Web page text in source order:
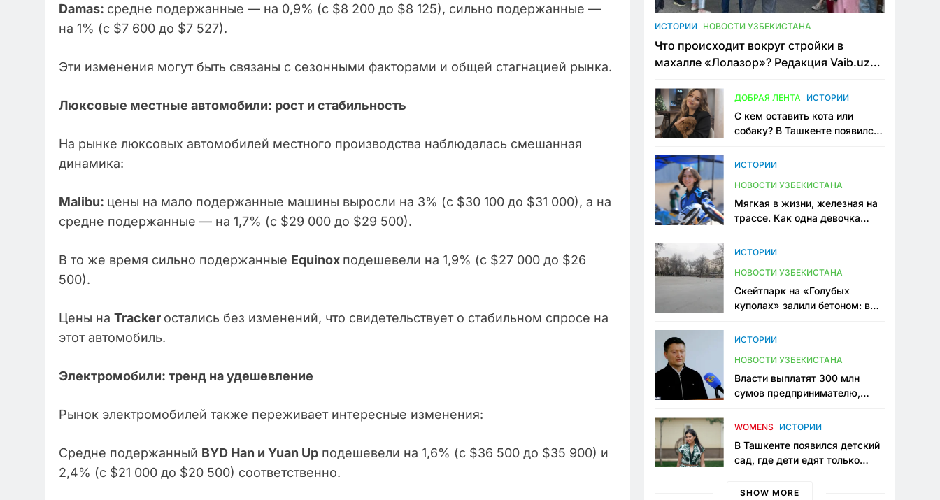
Damas: средне подержанные — на 0,9% (с $8 200 до $8 125), сильно подержанные —
на 1% (с $7 600 до $7 527).
Эти изменения могут быть связаны с сезонными факторами и общей стагнацией рынка.
Люксовые местные автомобили: рост и стабильность
На рынке люксовых автомобилей местного производства наблюдалась смешанная
динамика:
Malibu: цены на мало подержанные машины выросли на 3% (с $30 100 до $31 000), а на
средне подержанные — на 1,7% (с $29 000 до $29 500).
В то же время сильно подержанные Equinox подешевели на 1,9% (с $27 000 до $26
500).
Цены на Tracker остались без изменений, что свидетельствует о стабильном спросе на
этот автомобиль.
Электромобили: тренд на удешевление
Рынок электромобилей также переживает интересные изменения:
Средне подержанный BYD Han и Yuan Up подешевели на 1,6% (с $36 500 до $35 900) и
2,4% (с $21 000 до $20 500) соответственно.
ИСТОРИИ НОВОСТИ УЗБЕКИСТАНА
Что происходит вокруг стройки в
махалле «Лолазор»? Редакция Vaib.uz
конфликта
ДОБРАЯ ЛЕНТА ИСТОРИИ
С кем оставить кота или
собаку? В Ташкенте появился
ИСТОРИИ
НОВОСТИ УЗБЕКИСТАНА
Мягкая в жизни, железная на
трассе. Как одна девочка
Узбекистане
ИСТОРИИ
НОВОСТИ УЗБЕКИСТАНА
Скейтпарк на «Голубых
куполах» залили бетоном: в
одно общественное
ИСТОРИИ
НОВОСТИ УЗБЕКИСТАНА
Власти выплатят 300 млн
сумов предпринимателю,
тюрьме по незаконному
WOMENS ИСТОРИИ
В Ташкенте появился детский
сад, где дети едят только
мама, которая устала просить
SHOW MORE